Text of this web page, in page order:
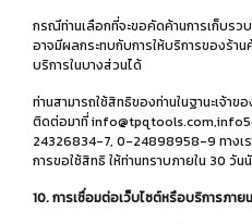
กรณีท่านเลือกที่จะขอคัดค้านการเก็บรว
อาจมีผลกระทบกับการให้บริการของร้าน
บริการในบางส่วนได้
ท่านสามารถใช้สิทธิของท่านในฐานะเจ้
ติดต่อมาที่
24326834-7, 0-24898958-9 ทางเ
การขอใช้สิทธิ ให้ท่านทราบภายใน 30 วั
10. การเชื่อมต่อเว็บไซต์หรือบริการภาย